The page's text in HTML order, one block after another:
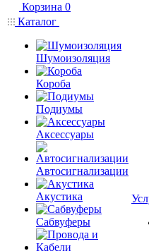
Корзина 0
Каталог
Шумоизоляция
Короба
Подиумы
Аксессуары
Автосигнализации
Акустика
Сабвуферы